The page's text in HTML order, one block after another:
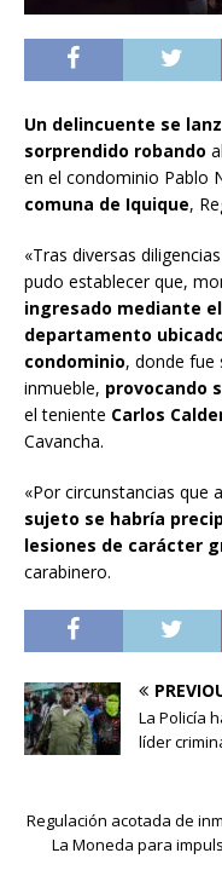
Un delincuente se
sorprendido robando
en el condominio Pablo
comuna de Iquique,
«Tras diversas
pudo establecer que,
ingresado mediante
departamento
condominio, donde fue
inmueble, provocando
el teniente Carlos
Cavancha.
«Por circunstancias que
sujeto se habría
lesiones de carácter
carabinero.
La Policía
líder
Regulación acotada de
La Moneda para